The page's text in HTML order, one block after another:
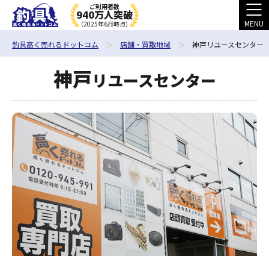
ご利用者数
940万人突破
（2025年6月時点） MENU
釣具高く売れるドットコム 店舗・買取地域 神戸リユースセンター
神戸リユースセンター